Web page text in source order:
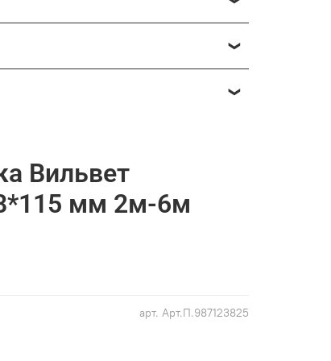
Вместе они создают отделку,
арт. Арт.П.987123825
Вильвет
мм 2м-6м